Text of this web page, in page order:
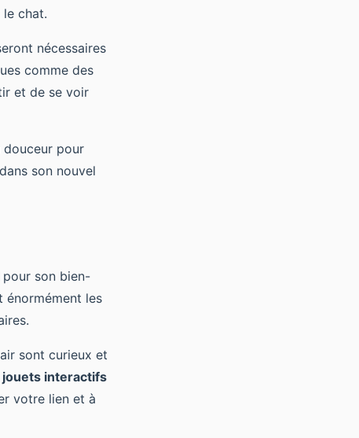
chat.
nécessaires
comme des
et de se voir
pour
son nouvel
son bien-
énormément les
sont curieux et
jouets interactifs
votre lien et à